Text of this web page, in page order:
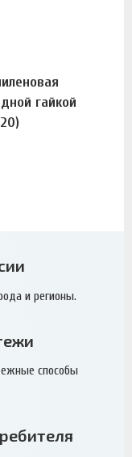
гайкой
и регионы.
способы